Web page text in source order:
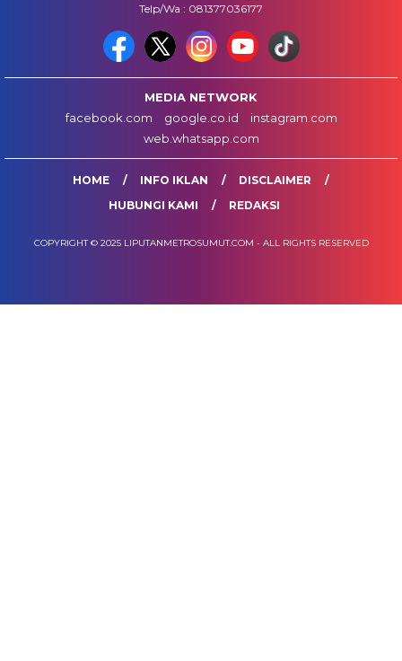
Telp/Wa : 081377036177
MEDIA NETWORK
facebook.com
google.co.id
instagram.com
web.whatsapp.com
HOME INFO IKLAN
DISCLAIMER
HUBUNGI KAMI
REDAKSI
COPYRIGHT © 2025 LIPUTANMETROSUMUT.COM - ALL RIGHTS RESERVED